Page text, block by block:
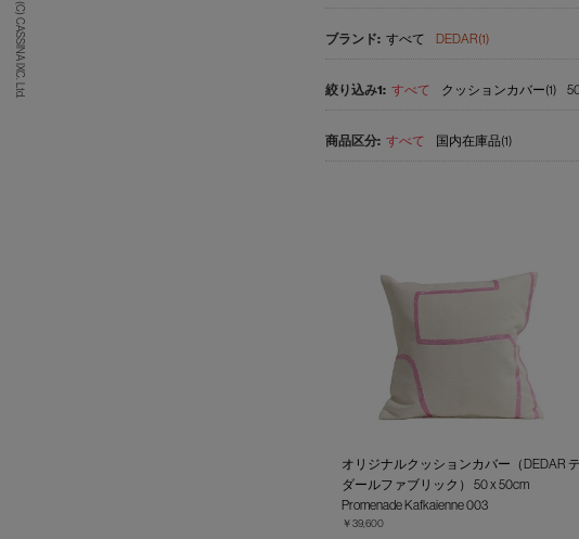
(C) CASSINA IXC. Ltd. すべて DEDAR(1)
すべて クッションカバー(1)
すべて 国内在庫品(1)
オリジナルクッションカバー（DEDAR
ダールファブリック） 50 x 50cm
Promenade Kafkaienne 003
￥39,600